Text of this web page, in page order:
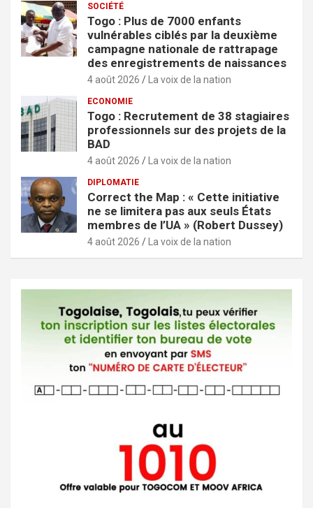
SOCIÉTÉ
Togo : Plus de 7000 enfants
vulnérables ciblés par la deuxième
campagne nationale de rattrapage
des enregistrements de naissances
4 août 2026 La voix de la nation
ECONOMIE
Togo : Recrutement de 38 stagiaires
professionnels sur des projets de la
BAD
4 août 2026 La voix de la nation
DIPLOMATIE
Correct the Map : « Cette initiative
ne se limitera pas aux seuls États
membres de l’UA » (Robert Dussey)
4 août 2026 La voix de la nation